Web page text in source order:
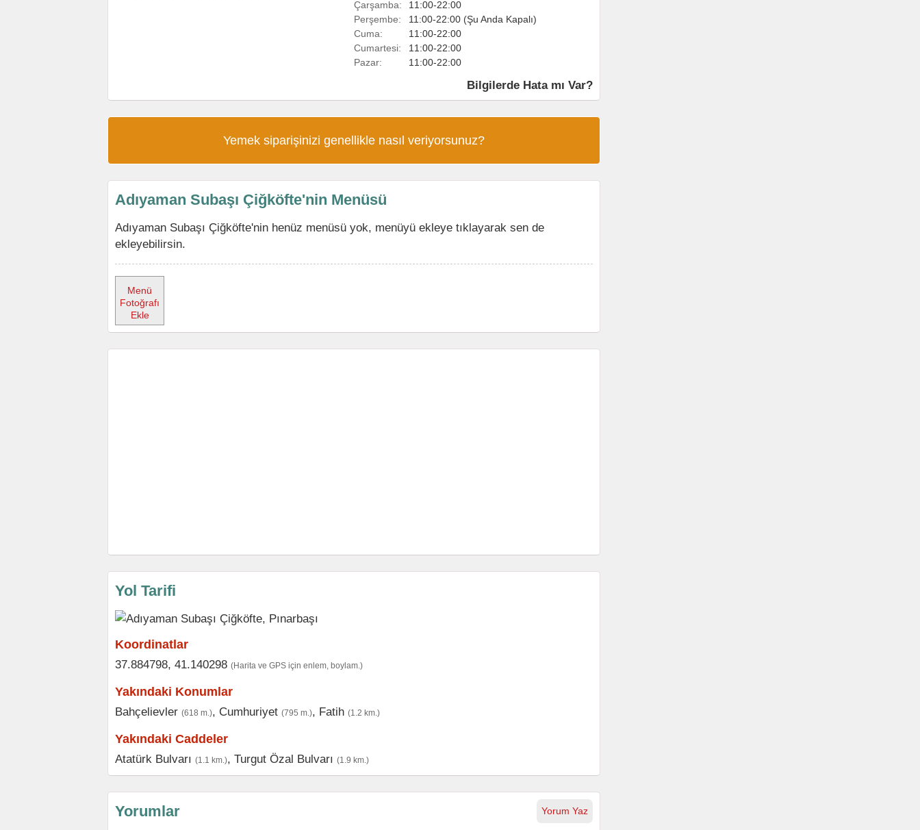
Çarşamba:
11:00-22:00
Perşembe:
11:00-22:00 (Şu Anda Kapalı)
Cuma:
11:00-22:00
Cumartesi:
11:00-22:00
Pazar:
11:00-22:00
Bilgilerde Hata mı Var?
Yemek siparişinizi genellikle nasıl veriyorsunuz?
Adıyaman Subaşı Çiğköfte'nin Menüsü
Adıyaman Subaşı Çiğköfte'nin henüz menüsü yok, menüyü ekleye tıklayarak sen de
ekleyebilirsin.
Menü
Fotoğrafı
Ekle
Yol Tarifi
Koordinatlar
37.884798, 41.140298 (Harita ve GPS için enlem, boylam.)
Yakındaki Konumlar
Bahçelievler (618 m.), Cumhuriyet (795 m.), Fatih (1.2 km.)
Yakındaki Caddeler
Atatürk Bulvarı (1.1 km.), Turgut Özal Bulvarı (1.9 km.)
Yorum Yaz
Yorumlar